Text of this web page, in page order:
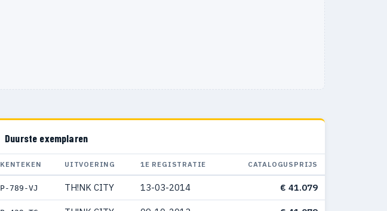
Duurste exemplaren
KENTEKEN UITVOERING 1E REGISTRATIE CATALOGUSPRIJS
P-789-VJ TH!NK CITY 13-03-2014 € 41.079